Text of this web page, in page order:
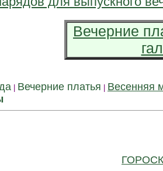
Вечерние
Вечерние платья
Весенняя